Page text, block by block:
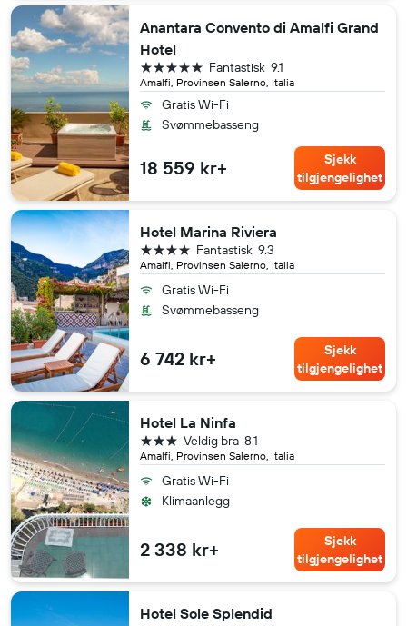
Anantara Convento di Amalfi Grand
Hotel
Amalfi, Provinsen Salerno, Italia
9.1
Fantastisk
5 stjerner
Gratis Wi-Fi
Svømmebasseng
18 559 kr+
Sjekk
tilgjengelighet
Hotel Marina Riviera
Amalfi, Provinsen Salerno, Italia
9.3
Fantastisk
4 stjerner
Gratis Wi-Fi
Svømmebasseng
6 742 kr+
Sjekk
tilgjengelighet
Hotel La Ninfa
Amalfi, Provinsen Salerno, Italia
8.1
Veldig bra
3 stjerner
Gratis Wi-Fi
Klimaanlegg
2 338 kr+
Sjekk
tilgjengelighet
Hotel Sole Splendid